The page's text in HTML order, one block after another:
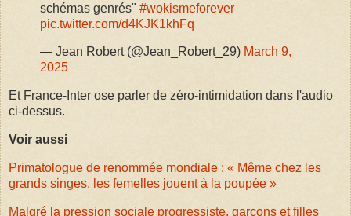
schémas genrés" #wokismeforever
pic.twitter.com/d4KJK1khFq
— Jean Robert (@Jean_Robert_29) March 9,
2025
Et France-Inter ose parler de zéro-intimidation dans l'audio
ci-dessus.
Voir aussi
Primatologue de renommée mondiale : « Même chez les
grands singes, les femelles jouent à la poupée »
Malgré la pression sociale progressiste, garçons et filles